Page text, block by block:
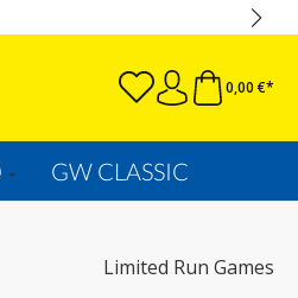
0,00 €*
GW CLASSIC
Limited Run Games